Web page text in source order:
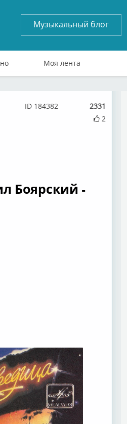
Музыкальный блог
Моя лента
2331
2
ID 184382
Боярский -